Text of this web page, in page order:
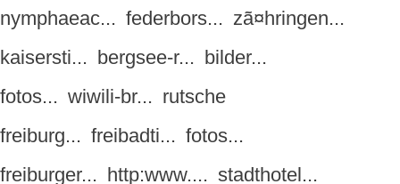
nymphaeac... federbors... zã¤hringen...
kaisersti... bergsee-r... bilder...
fotos... wiwili-br... rutsche
freiburg... freibadti... fotos...
freiburger... http:www.... stadthotel...